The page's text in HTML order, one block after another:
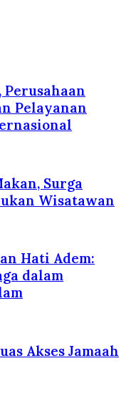
Pelayanan
Surga
Wisatawan
Hati Adem:
dalam
Akses Jamaah